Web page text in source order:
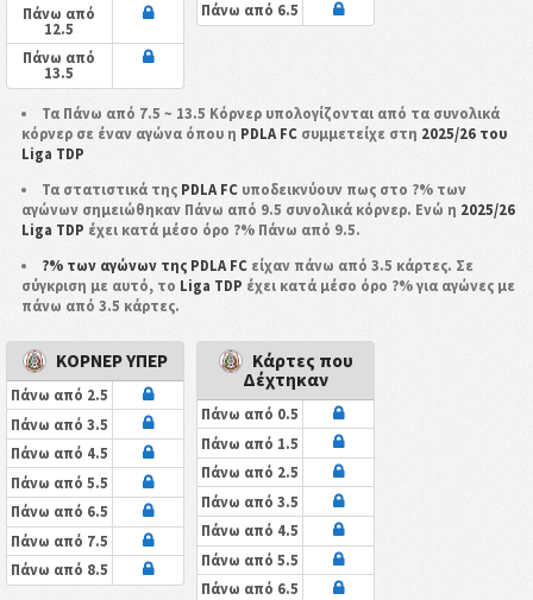
Πάνω από
12.5
Πάνω από
13.5
Πάνω από 6.5
Τα Πάνω από 7.5 ~ 13.5 Κόρνερ υπολογίζονται από τα συνολικά
κόρνερ σε έναν αγώνα όπου η PDLA FCσυμμετείχε στη 2025/26 του
Liga TDP
Τα στατιστικά της PDLA FC υποδεικνύουν πως στο ?% των
αγώνων σημειώθηκαν Πάνω από 9.5 συνολικά κόρνερ. Ενώ η 2025/26
Liga TDP έχει κατά μέσο όρο ?% Πάνω από 9.5.
?% των αγώνων της PDLA FC είχαν πάνω από 3.5 κάρτες. Σε
σύγκριση με αυτό, το Liga TDP έχει κατά μέσο όρο ?% για αγώνες με
πάνω από 3.5 κάρτες.
ΚΟΡΝΕΡ ΥΠΕΡ
Πάνω από 2.5
Πάνω από 3.5
Πάνω από 4.5
Πάνω από 5.5
Πάνω από 6.5
Πάνω από 7.5
Πάνω από 8.5
Κάρτες που
Δέχτηκαν
Πάνω από 0.5
Πάνω από 1.5
Πάνω από 2.5
Πάνω από 3.5
Πάνω από 4.5
Πάνω από 5.5
Πάνω από 6.5